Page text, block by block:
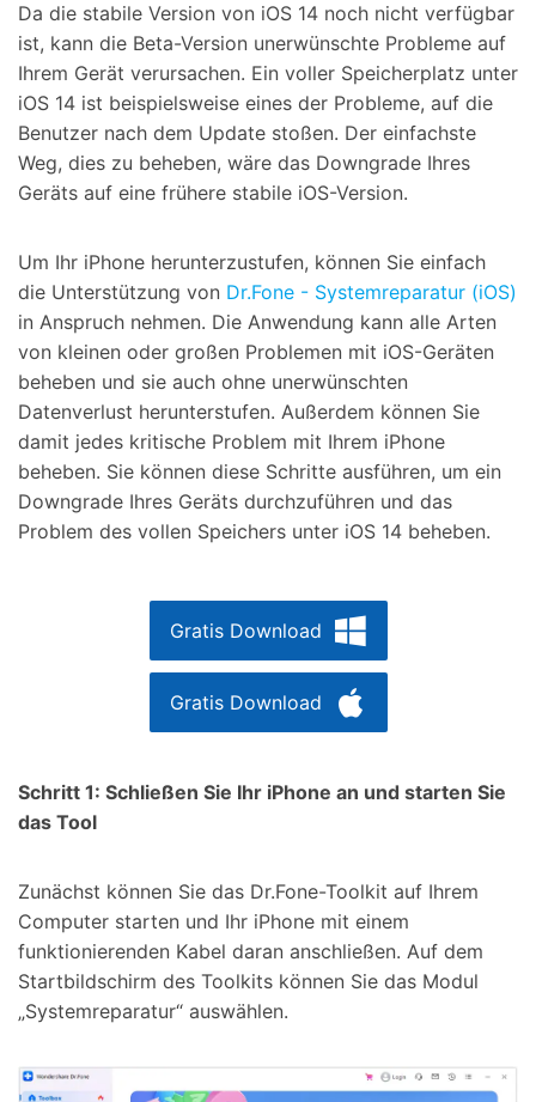
Da die stabile Version von iOS 14 noch nicht verfügbar
ist, kann die Beta-Version unerwünschte Probleme auf
Ihrem Gerät verursachen. Ein voller Speicherplatz unter
iOS 14 ist beispielsweise eines der Probleme, auf die
Benutzer nach dem Update stoßen. Der einfachste
Weg, dies zu beheben, wäre das Downgrade Ihres
Geräts auf eine frühere stabile iOS-Version.
Um Ihr iPhone herunterzustufen, können Sie einfach
die Unterstützung von Dr.Fone - Systemreparatur (iOS)
in Anspruch nehmen. Die Anwendung kann alle Arten
von kleinen oder großen Problemen mit iOS-Geräten
beheben und sie auch ohne unerwünschten
Datenverlust herunterstufen. Außerdem können Sie
damit jedes kritische Problem mit Ihrem iPhone
beheben. Sie können diese Schritte ausführen, um ein
Downgrade Ihres Geräts durchzuführen und das
Problem des vollen Speichers unter iOS 14 beheben.
Gratis Download
Gratis Download
Schritt 1: Schließen Sie Ihr iPhone an und starten Sie
das Tool
Zunächst können Sie das Dr.Fone-Toolkit auf Ihrem
Computer starten und Ihr iPhone mit einem
funktionierenden Kabel daran anschließen. Auf dem
Startbildschirm des Toolkits können Sie das Modul
„Systemreparatur“ auswählen.